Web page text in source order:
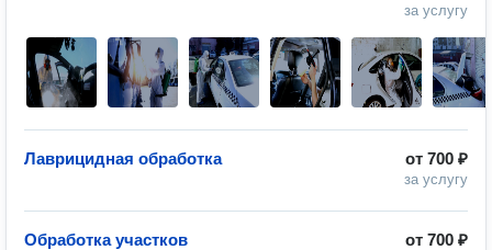
за услугу
от 700 ₽
за услугу
Лаврицидная обработка
от 700 ₽
Обработка участков